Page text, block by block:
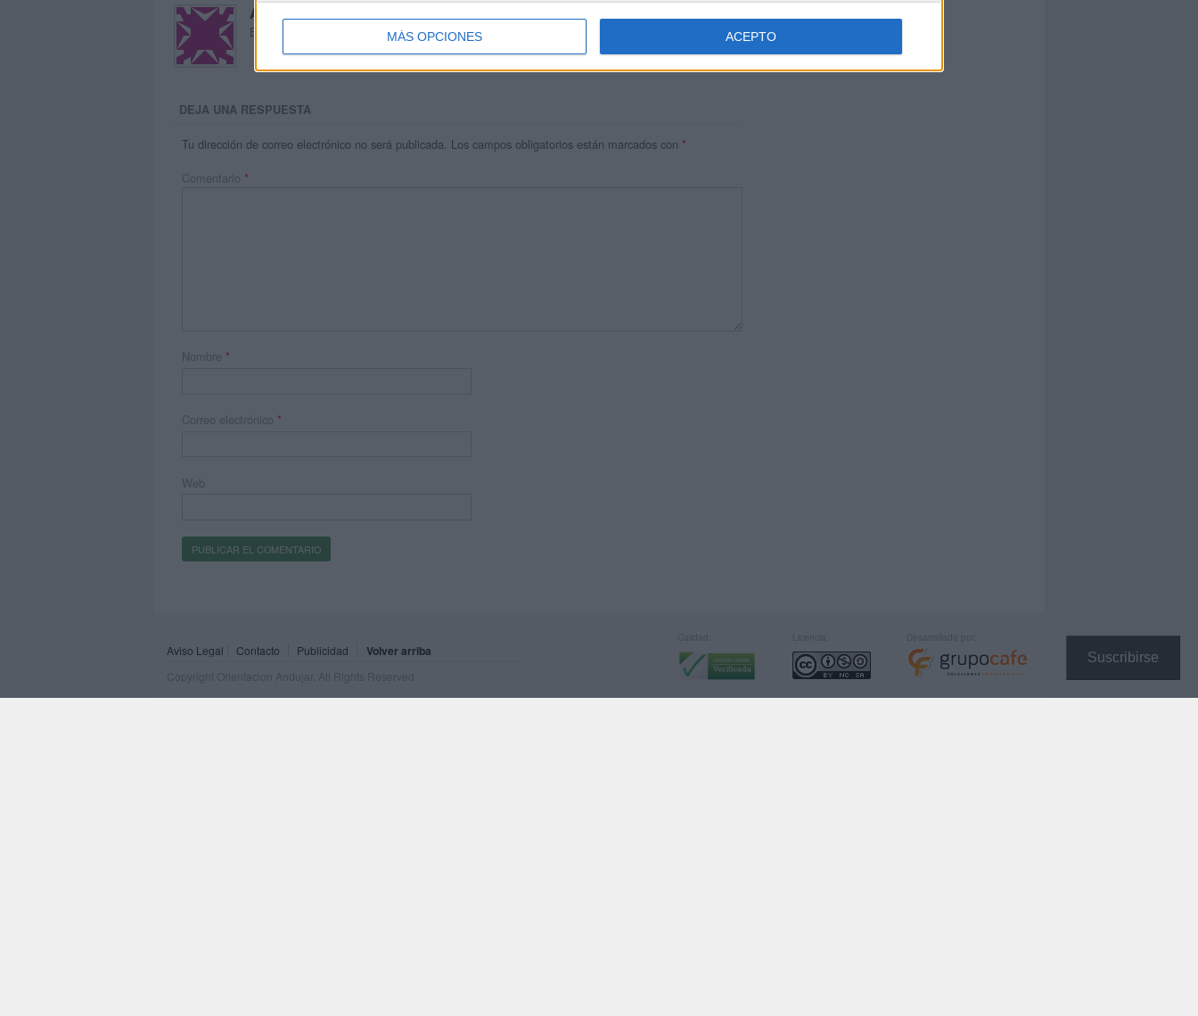
MÁS OPCIONES ACEPTO
Suscribirse
Acerca de María Olivares
El autor no ha proporcionado ninguna información.
DEJA UNA RESPUESTA
Tu dirección de correo electrónico no será publicada. Los campos obligatorios están marcados con *
Comentario *
Nombre *
Correo electrónico *
Web
Aviso Legal Contacto Publicidad Volver arriba